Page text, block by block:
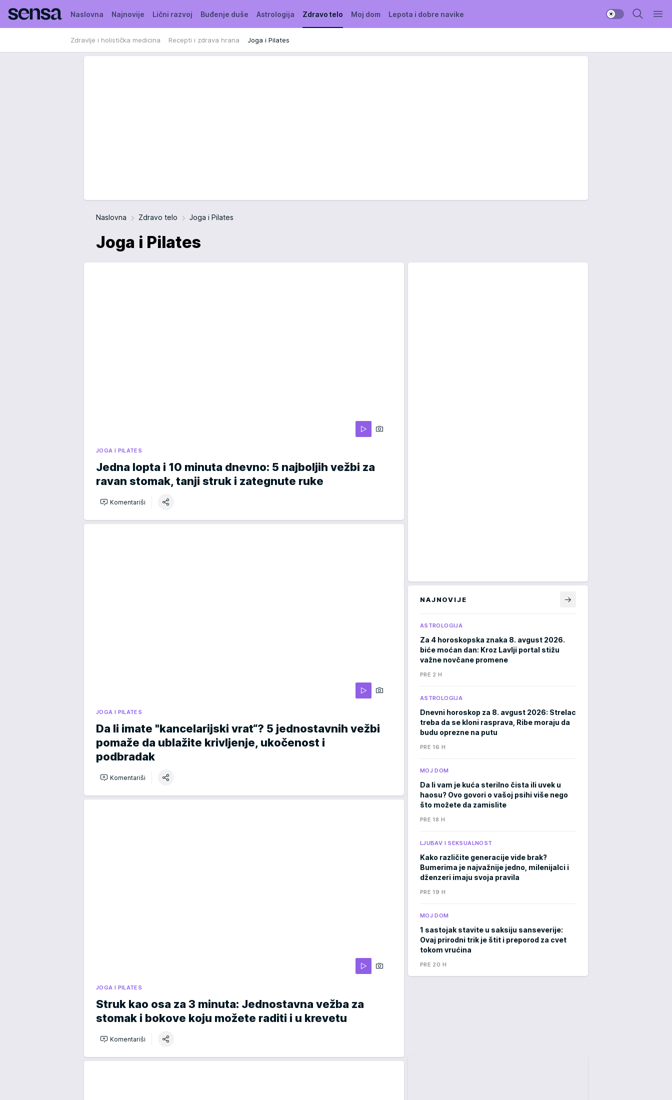
Naslovna Najnovije Lični razvoj Buđenje duše Astrologija Zdravo telo
Zdravlje i holistička medicina Recepti i zdrava hrana Joga i Pilates
Moj dom Lepota i dobre navike
Naslovna Zdravo telo Joga i Pilates
Joga i Pilates
JOGA I PILATES
Jedna lopta i 10 minuta dnevno: 5 najboljih vežbi za
ravan stomak, tanji struk i zategnute ruke
Komentariši
JOGA I PILATES
Da li imate "kancelarijski vrat“? 5 jednostavnih vežbi
pomaže da ublažite krivljenje, ukočenost i
podbradak
Komentariši
JOGA I PILATES
Struk kao osa za 3 minuta: Jednostavna vežba za
stomak i bokove koju možete raditi i u krevetu
Komentariši
NAJNOVIJE
ASTROLOGIJA
Za 4 horoskopska znaka 8. avgust 2026.
biće moćan dan: Kroz Lavlji portal stižu
važne novčane promene
PRE 2 H
ASTROLOGIJA
Dnevni horoskop za 8. avgust 2026: Strelac
treba da se kloni rasprava, Ribe moraju da
budu oprezne na putu
PRE 16 H
MOJ DOM
Da li vam je kuća sterilno čista ili uvek u
haosu? Ovo govori o vašoj psihi više nego
što možete da zamislite
PRE 18 H
LJUBAV I SEKSUALNOST
Kako različite generacije vide brak?
Bumerima je najvažnije jedno, milenijalci i
dženzeri imaju svoja pravila
PRE 19 H
MOJ DOM
1 sastojak stavite u saksiju sanseverije:
Ovaj prirodni trik je štit i preporod za cvet
tokom vrućina
PRE 20 H